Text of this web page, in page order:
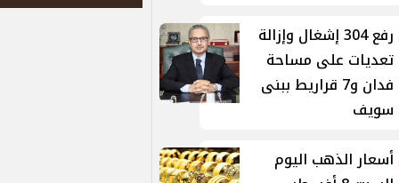
رفع 304 إشغال وإزالة
تعديات على مساحة
فدان و7 قراريط ببنى
سويف
أسعار الذهب اليوم